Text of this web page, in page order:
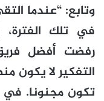
وتابع: “عندما
في تلك
رفضت أفضل
التفكير لا يكون
تكون مجنونا. في